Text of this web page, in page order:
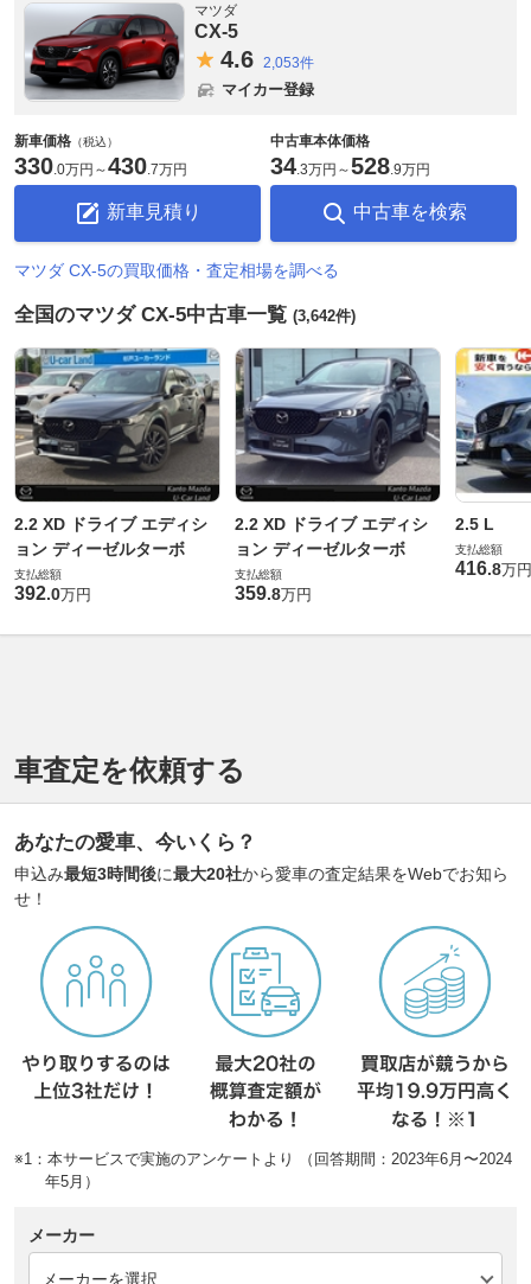
マツダ
CX-5
4.6 2,053件
マイカー登録
新車価格 （税込）
330.0万円 ～430.7万円
新車見積り
中古車本体価格
34.3万円 ～528.9万円
中古車を検索
マツダ CX-5の買取価格・査定相場を調べる
全国のマツダ CX-5中古車一覧 (3,642件)
2.2 XD ドライブ エディシ
ョン ディーゼルターボ
支払総額
392.0万円
2.2 XD ドライブ エディシ
ョン ディーゼルターボ
支払総額
359.8万円
2.5 L
支払総額
416.8万円
車査定を依頼する
あなたの愛車、今いくら？
申込み最短3時間後に最大20社から愛車の査定結果をWebでお知ら
せ！
※1：本サービスで実施のアンケートより （回答期間：2023年6月〜2024
年5月）
メーカー